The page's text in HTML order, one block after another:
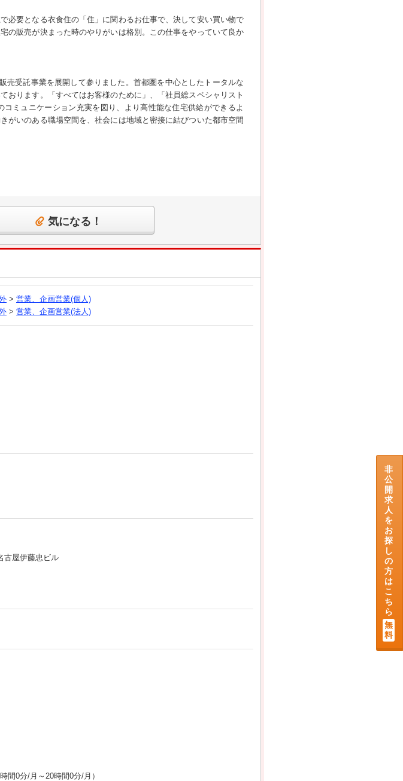
必要となる衣食住の「住」に関わるお仕事で、決して安い買い物で
の販売が決まった時のやりがいは格別。この仕事をやっていて良か
売受託事業を展開して参りました。首都圏を中心としたトータルな
おります。「すべてはお客様のために」、「社員総スペシャリスト
ミュニケーション充実を図り、より高性能な住宅供給ができるよ
がいのある職場空間を、社会には地域と密接に結びついた都市空間
気になる！
> 営業、企画営業(個人)
> 営業、企画営業(法人)
古屋伊藤忠ビル
間0分/月～20時間0分/月）
非
公
開
求
人
を
お
探
し
の
方
は
こ
ち
ら
無
料